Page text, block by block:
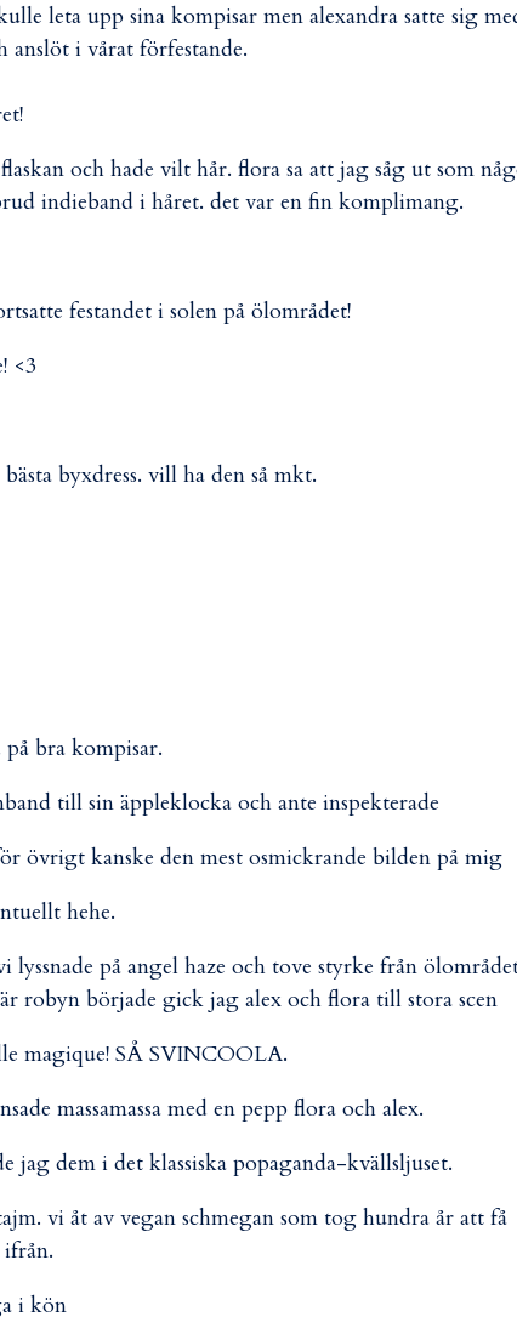
leta upp sina kompisar men alexandra satte sig
anslöt i vårat förfestande.
och hade vilt hår. flora sa att jag såg ut som
indieband i håret. det var en fin komplimang.
festandet i solen på ölområdet!
<3
byxdress. vill ha den så mkt.
bra kompisar.
till sin äppleklocka och ante inspekterade
övrigt kanske den mest osmickrande bilden på mig
hehe.
lyssnade på angel haze och tove styrke från
robyn började gick jag alex och flora till stora scen
magique! SÅ SVINCOOLA.
massamassa med en pepp flora och alex.
jag dem i det klassiska popaganda-kvällsljuset.
vi åt av vegan schmegan som tog hundra år att få
i kön